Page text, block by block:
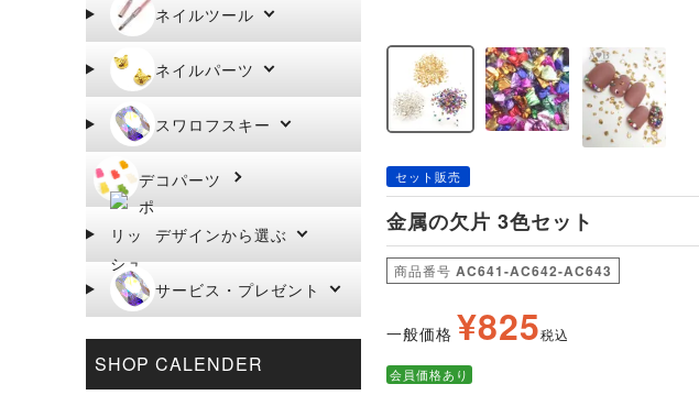
ネイルツール
ネイルパーツ
スワロフスキー
デコパーツ
デザインから選ぶ
サービス・プレゼント
SHOP CALENDER
セット販売
金属の欠片 3色セット
商品番号 AC641-AC642-AC643
一般価格 ¥825税込
会員価格あり